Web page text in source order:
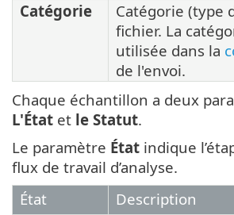
Catégorie
Catégorie (type
fichier. La
utilisée dans la
de l'envoi.
Chaque échantillon a deux
L'État et le Statut.
Le paramètre État indique
flux de travail d’analyse.
État
Description